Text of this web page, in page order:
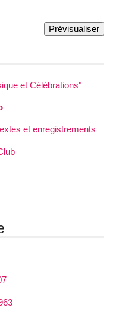
et Célébrations"
et enregistrements